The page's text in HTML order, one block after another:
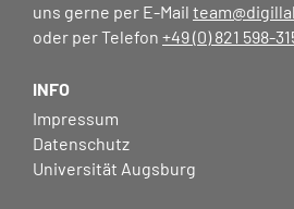
uns gerne per E-Mail
oder per Telefon +49 (0) 821 598-
INFO
Impressum
Datenschutz
Universität Augsburg